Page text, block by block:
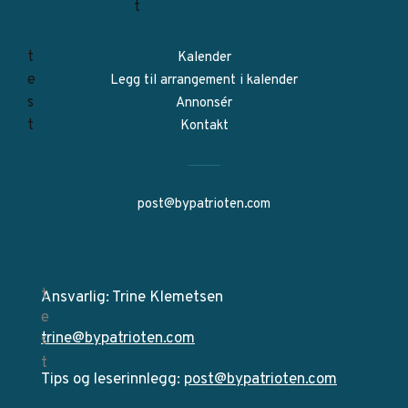
Kalender
Legg til arrangement i kalender
Annonsér
Kontakt
post@bypatrioten.com
Ansvarlig: Trine Klemetsen
trine@bypatrioten.com
Tips og leserinnlegg: post@bypatrioten.com